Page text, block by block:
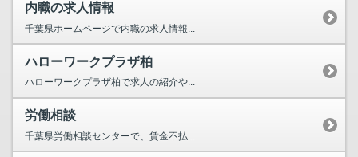
内職の求人情報
千葉県ホームページで内職の求人情報...
ハローワークプラザ柏
ハローワークプラザ柏で求人の紹介や...
労働相談
千葉県労働相談センターで、賃金不払...